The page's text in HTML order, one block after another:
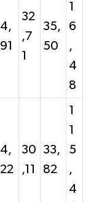
4,
91
32
,7
1
35,
50
1
6
,
4
8
4,
22
30
,11
33,
82
1
1
5
,
4